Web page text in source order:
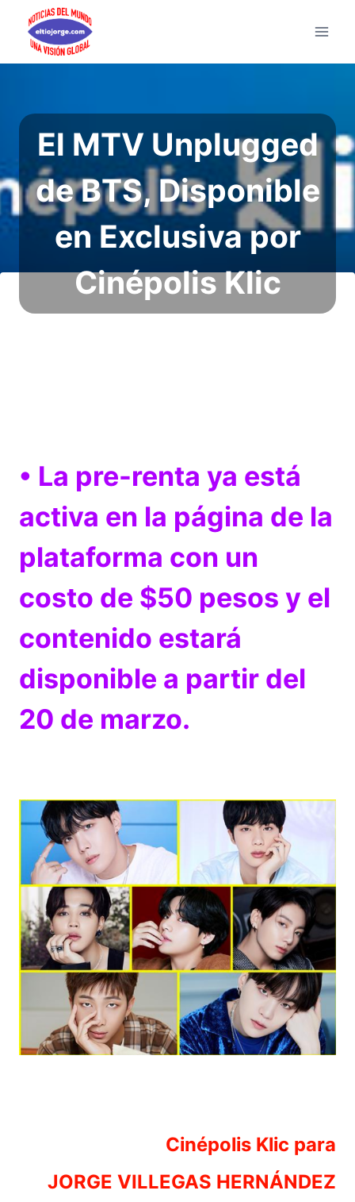
Saltar
contenido
El MTV Unplugged
de BTS, Disponible
en Exclusiva por
Cinépolis Klic
• La pre-renta ya está
activa en la página de la
plataforma con un
costo de $50 pesos y el
contenido estará
disponible a partir del
20 de marzo.
Cinépolis Klic para
JORGE VILLEGAS HERNÁNDEZ